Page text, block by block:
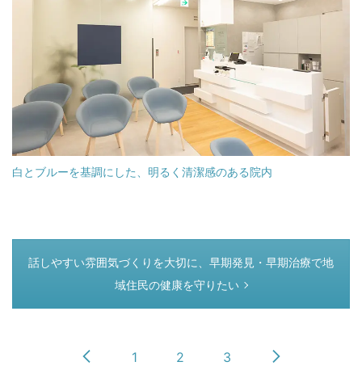
白とブルーを基調にした、明るく清潔感のある院内
つぎのページ
話しやすい雰囲気づくりを大切に、早期発見・早期治療で地
域住民の健康を守りたい
1 2 3